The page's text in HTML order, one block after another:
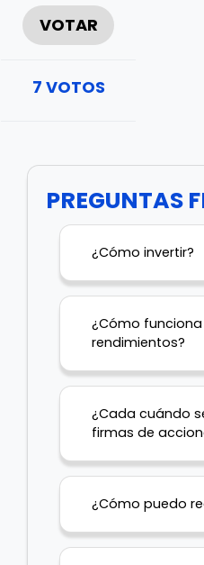
VOTAR
7 VOTOS
PREGUNTAS
¿Cómo invertir?
¿Cómo
rendimientos?
¿Cada cuándo
firmas de
¿Cómo puedo